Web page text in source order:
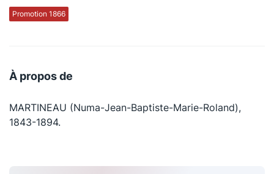
Promotion 1866
À propos de
MARTINEAU (Numa-Jean-Baptiste-Marie-Roland),
1843-1894.
La Conférence Berryer
La Petite Conférence